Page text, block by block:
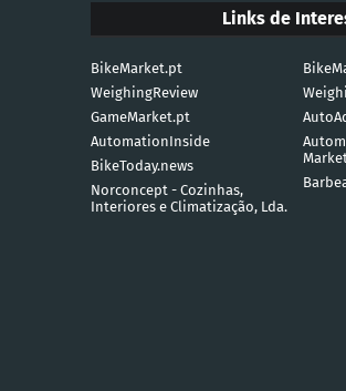
Links de
BikeMarket.pt
WeighingReview
GameMarket.pt
AutomationInside
BikeToday.news
Norconcept - Cozinhas,
Interiores e Climatização, Lda.